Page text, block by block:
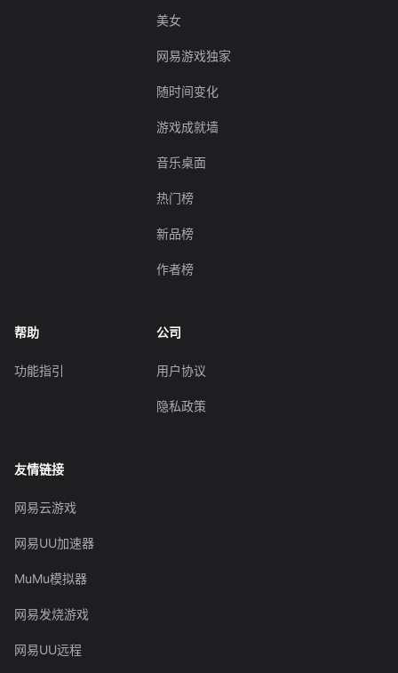
美女
网易游戏独家
随时间变化
游戏成就墙
音乐桌面
热门榜
新品榜
作者榜
帮助
功能指引
公司
用户协议
隐私政策
友情链接
网易云游戏
网易UU加速器
MuMu模拟器
网易发烧游戏
网易UU远程